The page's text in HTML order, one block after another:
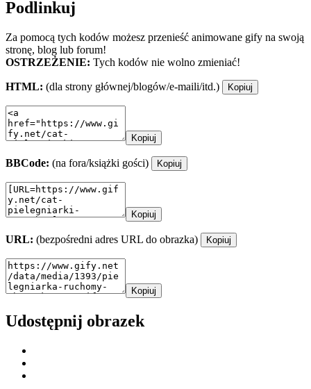
Podlinkuj
Za pomocą tych kodów możesz przenieść animowane gify na swoją
stronę, blog lub forum!
OSTRZEŻENIE: Tych kodów nie wolno zmieniać!
HTML: (dla strony głównej/blogów/e-maili/itd.) Kopiuj
Kopiuj
BBCode: (na fora/książki gości) Kopiuj
Kopiuj
URL: (bezpośredni adres URL do obrazka) Kopiuj
Kopiuj
Udostępnij obrazek